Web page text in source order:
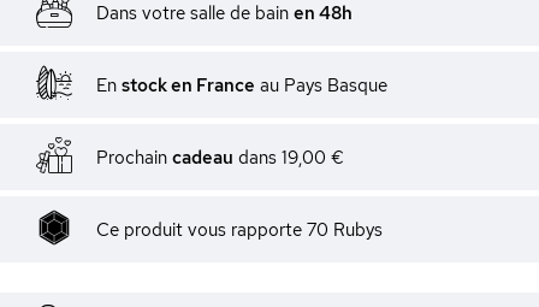
Dans votre salle de bain en 48h
En stock en France au Pays Basque
Prochain cadeau dans 19,00 €
Ce produit vous rapporte 70 Rubys